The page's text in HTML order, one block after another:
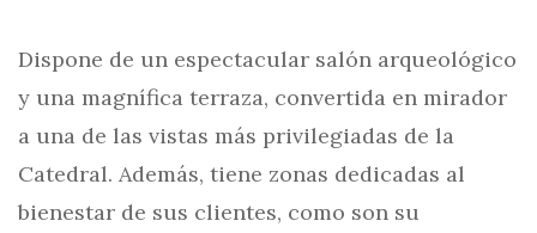
Dispone de un espectacular salón arqueológico
y una magnífica terraza, convertida en mirador
a una de las vistas más privilegiadas de la
Catedral. Además, tiene zonas dedicadas al
bienestar de sus clientes, como son su